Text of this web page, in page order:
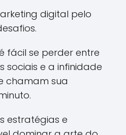
digital pelo
fácil se perder entre
sociais e a infinidade
chamam sua
estratégias e